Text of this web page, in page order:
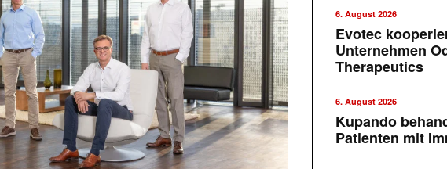
6. August 2026
Evotec
Unternehmen
Therapeutics
6. August 2026
Kupando
Patienten mit